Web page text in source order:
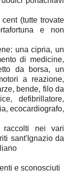
(tutte trovate
e non
una cipria, un
di medicine,
da borsa, un
a reazione,
bende, filo da
defibrillatore,
ecocardiografo,
raccolti nei vari
sant'Ignazio da
e sconosciuti